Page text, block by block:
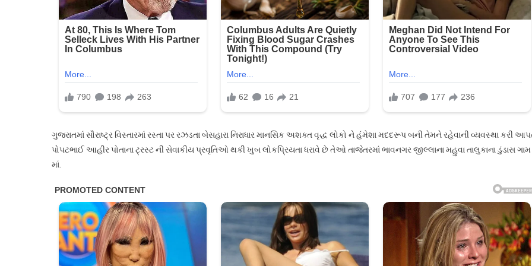
લાગ્યા…
ગુજરાતમાં સૌરાષ્ટ્ર વિસ્તારમાં રસ્તા પર રઝડતા બેસહારા નિરાધાર માનસિક અશક્ત વૃદ્ધ લોકો ને હંમેશા મદદરૂપ બની તેમને રહેવાની વ્યવસ્થા કરી
પોપટભાઈ આહીર પોતાના ટ્રસ્ટ ની સેવાકીય પ્રવૃતિઓ થકી ખુબ લોકપ્રિયતા ધરાવે છે તેઓ તાજેતરમાં ભાવનગર જીલ્લાના મહુવા તાલુકાના ડુંડાસ ગામ
માં.